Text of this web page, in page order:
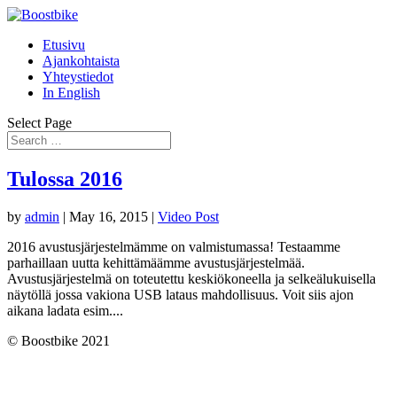
Etusivu
Ajankohtaista
Yhteystiedot
In English
Select Page
Tulossa 2016
by admin | May 16, 2015 | Video Post
2016 avustusjärjestelmämme on valmistumassa! Testaamme
parhaillaan uutta kehittämäämme avustusjärjestelmää.
Avustusjärjestelmä on toteutettu keskiökoneella ja selkeälukuisella
näytöllä jossa vakiona USB lataus mahdollisuus. Voit siis ajon
aikana ladata esim....
© Boostbike 2021